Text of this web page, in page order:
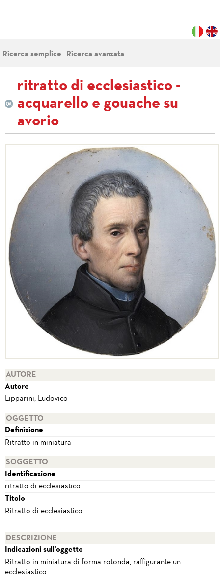
Ricerca semplice Ricerca avanzata
ritratto di ecclesiastico -
acquarello e gouache su
avorio
AUTORE
Autore
Lipparini, Ludovico
OGGETTO
Definizione
Ritratto in miniatura
SOGGETTO
Identificazione
ritratto di ecclesiastico
Titolo
Ritratto di ecclesiastico
DESCRIZIONE
Indicazioni sull'oggetto
Ritratto in miniatura di forma rotonda, raffigurante un
ecclesiastico